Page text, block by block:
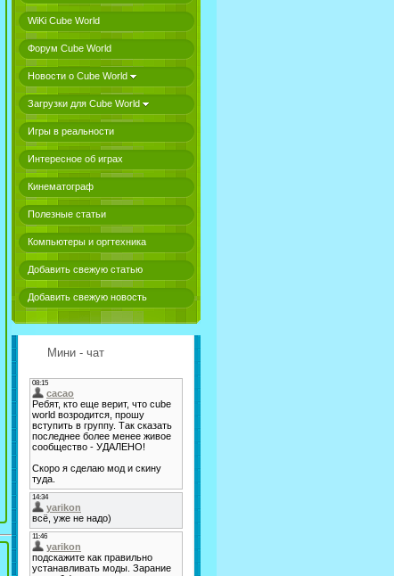
WiKi Cube World
Форум Cube World
Новости о Cube World
Загрузки для Cube World
Игры в реальности
Интересное об играх
Кинематограф
Полезные статьи
Компьютеры и оргтехника
Добавить свежую статью
Добавить свежую новость
Мини - чат